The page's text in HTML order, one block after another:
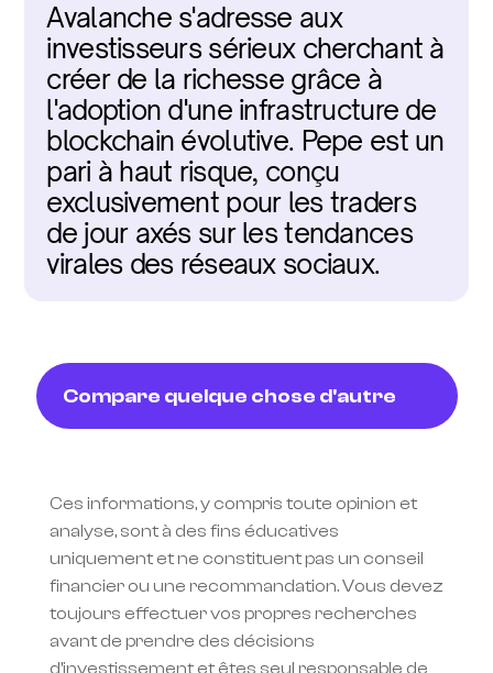
Avalanche s'adresse aux
investisseurs sérieux cherchant à
créer de la richesse grâce à
l'adoption d'une infrastructure de
blockchain évolutive. Pepe est un
pari à haut risque, conçu
exclusivement pour les traders
de jour axés sur les tendances
virales des réseaux sociaux.
Compare quelque chose d'autre
Ces informations, y compris toute opinion et
analyse, sont à des fins éducatives
uniquement et ne constituent pas un conseil
financier ou une recommandation. Vous devez
toujours effectuer vos propres recherches
avant de prendre des décisions
d'investissement et êtes seul responsable de